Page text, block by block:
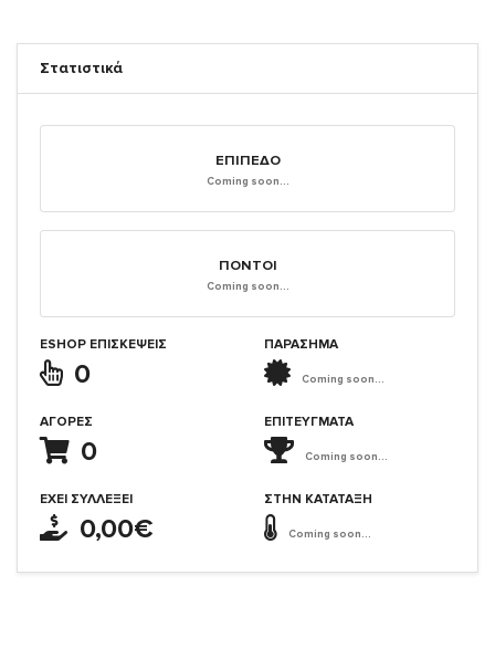
Στατιστικά
ΕΠΊΠΕΔΟ
Coming soon...
ΠΌΝΤΟΙ
Coming soon...
ESHOP ΕΠΙΣΚΈΨΕΙΣ
0
ΑΓΟΡΈΣ
0
ΈΧΕΙ ΣΥΛΛΈΞΕΙ
0,00€
ΠΑΡΑΣΗΜΑ
Coming soon...
ΕΠΙΤΕΎΓΜΑΤΑ
Coming soon...
ΣΤΗΝ ΚΑΤΆΤΑΞΗ
Coming soon...